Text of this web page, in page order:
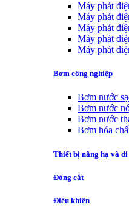
Máy phát
Máy phát
Máy phát
Máy phát
Máy phát
Bơm công nghiệp
Bơm nước
Bơm nước
Bơm nước
Bơm hóa
Thiết bị nâng hạ và di
Đóng cắt
Điều khiển